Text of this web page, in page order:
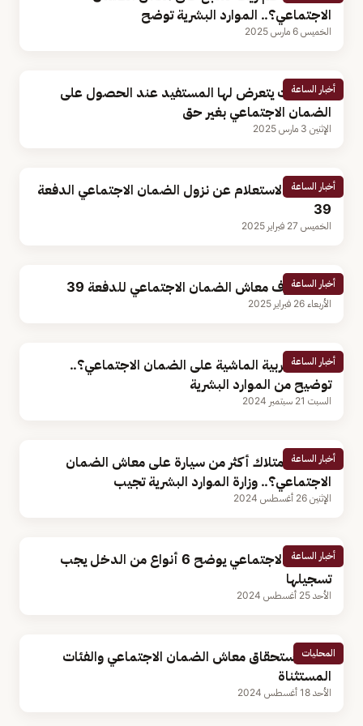
الاجتماعي؟.. الموارد البشرية توضح
الخميس 6 مارس 2025
أخبار الساعة
4 عقوبات يتعرض لها المستفيد عند الحصول على
الضمان الاجتماعي بغير حق
الإثنين 3 مارس 2025
أخبار الساعة
خطوات الاستعلام عن نزول الضمان الاجتماعي الدفعة
39
الخميس 27 فبراير 2025
أخبار الساعة
غدا.. صرف معاش الضمان الاجتماعي للدفعة 39
الأربعاء 26 فبراير 2025
أخبار الساعة
هل تؤثر تربية الماشية على الضمان الاجتماعي؟..
توضيح من الموارد البشرية
السبت 21 سبتمبر 2024
أخبار الساعة
هل يؤثر امتلاك أكثر من سيارة على معاش الضمان
الاجتماعي؟.. وزارة الموارد البشرية تجيب
الإثنين 26 أغسطس 2024
أخبار الساعة
الضمان الاجتماعي يوضح 6 أنواع من الدخل يجب
تسجيلها
الأحد 25 أغسطس 2024
المحليات
معايير استحقاق معاش الضمان الاجتماعي والفئات
المستثناة
الأحد 18 أغسطس 2024